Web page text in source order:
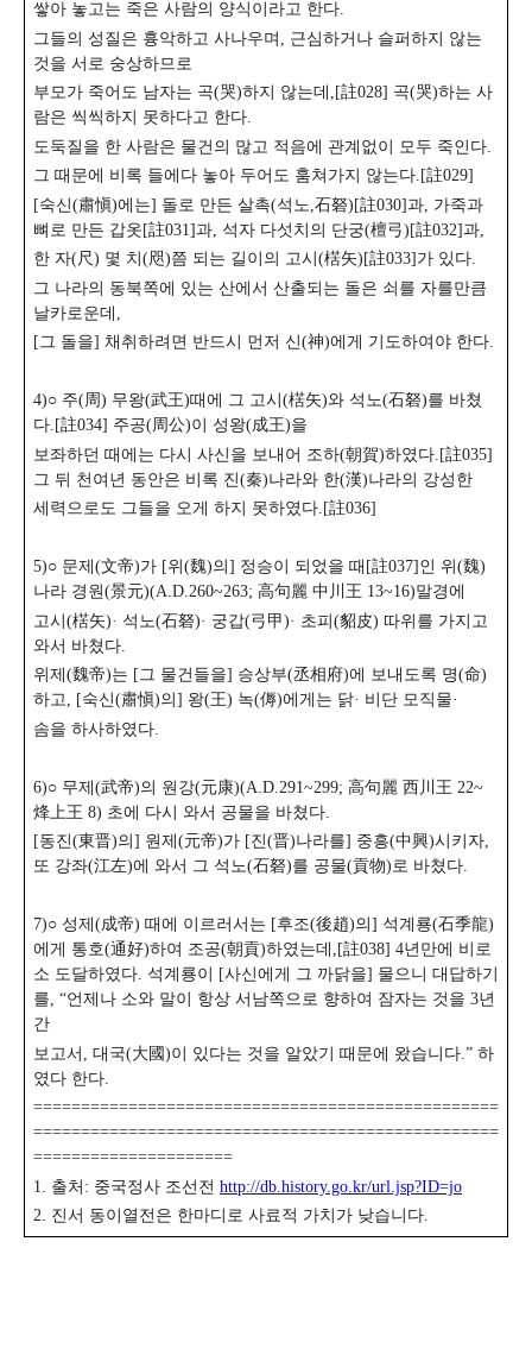
쌓아 놓고는 죽은 사람의 양식이라고 한다.
그들의 성질은 흉악하고 사나우며, 근심하거나 슬퍼하지 않는
것을 서로 숭상하므로
부모가 죽어도 남자는 곡(哭)하지 않는데,[註028] 곡(哭)하는 사
람은 씩씩하지 못하다고 한다.
도둑질을 한 사람은 물건의 많고 적음에 관계없이 모두 죽인다.
그 때문에 비록 들에다 놓아 두어도 훔쳐가지 않는다.[註029]
[숙신(肅愼)에는] 돌로 만든 살촉(석노,石砮)[註030]과, 가죽과
뼈로 만든 갑옷[註031]과, 석자 다섯치의 단궁(檀弓)[註032]과,
한 자(尺) 몇 치(咫)쯤 되는 길이의 고시(楛矢)[註033]가 있다.
그 나라의 동북쪽에 있는 산에서 산출되는 돌은 쇠를 자를만큼
날카로운데,
[그 돌을] 채취하려면 반드시 먼저 신(神)에게 기도하여야 한다.
4)○ 주(周) 무왕(武王)때에 그 고시(楛矢)와 석노(石砮)를 바쳤
다.[註034] 주공(周公)이 성왕(成王)을
보좌하던 때에는 다시 사신을 보내어 조하(朝賀)하였다.[註035]
그 뒤 천여년 동안은 비록 진(秦)나라와 한(漢)나라의 강성한
세력으로도 그들을 오게 하지 못하였다.[註036]
5)○ 문제(文帝)가 [위(魏)의] 정승이 되었을 때[註037]인 위(魏)
나라 경원(景元)(A.D.260~263; 高句麗 中川王 13~16)말경에
고시(楛矢)· 석노(石砮)· 궁갑(弓甲)· 초피(貂皮) 따위를 가지고
와서 바쳤다.
위제(魏帝)는 [그 물건들을] 승상부(丞相府)에 보내도록 명(命)
하고, [숙신(肅愼)의] 왕(王) 녹(傉)에게는 닭· 비단 모직물·
솜을 하사하였다.
6)○ 무제(武帝)의 원강(元康)(A.D.291~299; 高句麗 西川王 22~
烽上王 8) 초에 다시 와서 공물을 바쳤다.
[동진(東晋)의] 원제(元帝)가 [진(晋)나라를] 중흥(中興)시키자,
또 강좌(江左)에 와서 그 석노(石砮)를 공물(貢物)로 바쳤다.
7)○ 성제(成帝) 때에 이르러서는 [후조(後趙)의] 석계룡(石季龍)
에게 통호(通好)하여 조공(朝貢)하였는데,[註038] 4년만에 비로
소 도달하였다. 석계룡이 [사신에게 그 까닭을] 물으니 대답하기
를, “언제나 소와 말이 항상 서남쪽으로 향하여 잠자는 것을 3년
간
보고서, 대국(大國)이 있다는 것을 알았기 때문에 왔습니다.” 하
였다 한다.
=================================================
=================================================
=====================
1. 출처: 중국정사 조선전 http://db.history.go.kr/url.jsp?ID=jo
2. 진서 동이열전은 한마디로 사료적 가치가 낮습니다.